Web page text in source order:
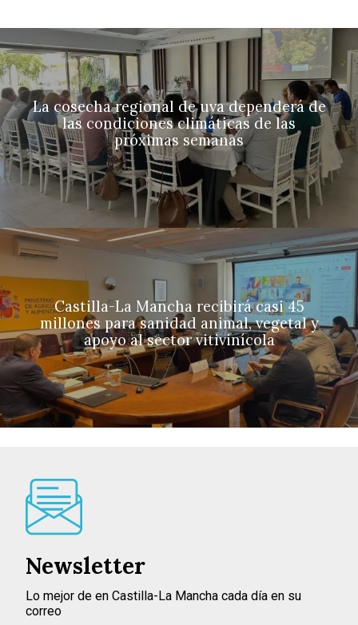
La cosecha regional de uva dependerá de
las condiciones climáticas de las
próximas semanas
Castilla-La Mancha recibirá casi 45
millones para sanidad animal, vegetal y
apoyo al sector vitivinícola
Newsletter
Lo mejor de en Castilla-La Mancha cada día en su
correo